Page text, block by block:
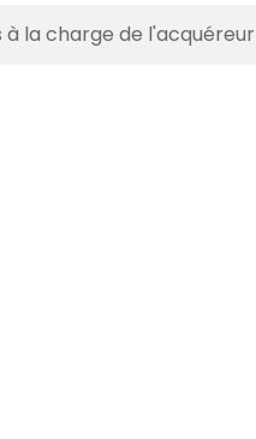
à la charge de l'acquéreur